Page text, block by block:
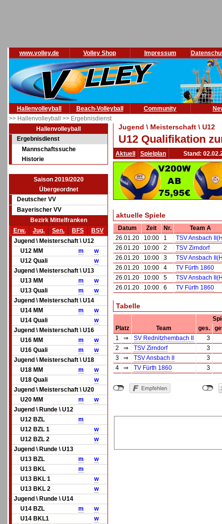
www.volley.de Volley Shop Impressum
Hallenvolleyball Beach-Volleyball Community
>> Hallenvolleyball >> Ergebnisdienst
Hallenvolleyball
Ergebnisdienst
Mannschaftssuche
Historie
Saison 2019/2020
Übergeordnet
Deutscher VV
Bayerischer VV
Bezirk Mittelfranken
Erw.
Jug. Sen. BFS
BSV
Jugend \ Meisterschaft \ U12
U12 MM
m
w
U12 Quali
w
Jugend \ Meisterschaft \ U13
U13 MM
m
w
U13 Quali
m
w
Jugend \ Meisterschaft \ U14
U14 MM
m
w
U14 Quali
w
Jugend \ Meisterschaft \ U16
U16 MM
m
w
U16 Quali
m
w
Jugend \ Meisterschaft \ U18
U18 MM
m
w
U18 Quali
w
Jugend \ Meisterschaft \ U20
U20 MM
m
w
Jugend \ Runde \ U12
U12 BZL
m
U12 BZL 1
w
U12 BZL 2
w
Jugend \ Runde \ U13
U13 BZL
m
w
U13 BKL
m
U13 BKL 1
w
U13 BKL 2
w
Jugend \ Runde \ U14
U14 BZL
m
w
U14 BKL1
w
Jugend \ Meisterschaft \ U12
U12 Qualifikation
Aktuell Spielplan Stand:
aktuelle Spiele
Datum Zeit Nr.
Team A
26.01.20
10:00 1
TSV Ansbach
26.01.20
10:00 2
TSV Zirndorf
26.01.20
10:00 3
TSV Ansbach
26.01.20
10:00 4
TV Fürth 1860
26.01.20
10:00 5
TSV Ansbach
26.01.20
10:00 6 TV Fürth 1860
Tabelle
Platz
Team ges.
1
⇒ SV Rednitzhembach II
3
2
⇒ TSV Zirndorf
3
3
⇒ TSV Ansbach II
3
4
⇒ TV Fürth 1860 3